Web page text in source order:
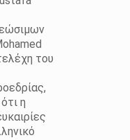
του
η